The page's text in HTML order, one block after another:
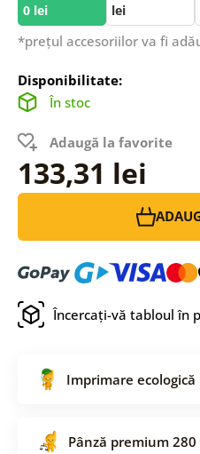
0 lei
lei
*prețul accesoriilor va fi
Disponibilitate:
În stoc
Adaugă la favorite
133,31 lei
Încercați-vă tabloul în
Imprimare ecologică
Pânză premium 280